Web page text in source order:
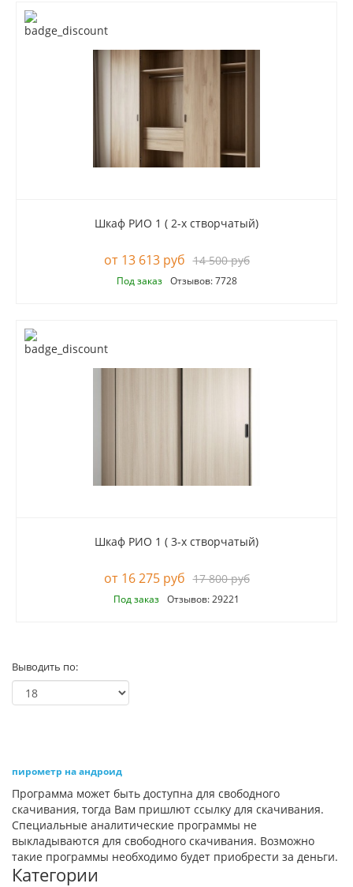
Шкаф РИО 1 ( 2-х створчатый)
13 613 руб 14 500 руб
Под заказ Отзывов: 7728
Шкаф РИО 1 ( 3-х створчатый)
16 275 руб 17 800 руб
Под заказ Отзывов: 29221
Выводить по:
пирометр на андроид
Программа может быть доступна для свободного
скачивания, тогда Вам пришлют ссылку для скачивания.
Специальные аналитические программы не
выкладываются для свободного скачивания. Возможно
такие программы необходимо будет приобрести за деньги.
Категории